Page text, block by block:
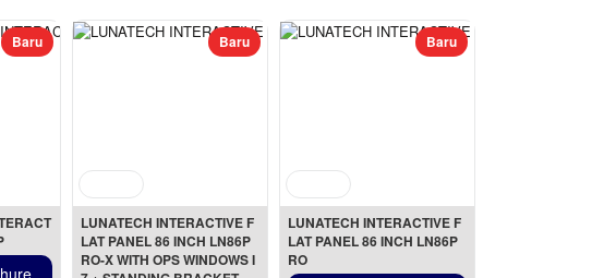
Baru Baru
LUNATECH INTERACTIVE F
LAT PANEL 86 INCH LN86P
RO-X WITH OPS WINDOWS I
Baru
LUNATECH INTERACTIVE F
LAT PANEL 86 INCH LN86P
RO